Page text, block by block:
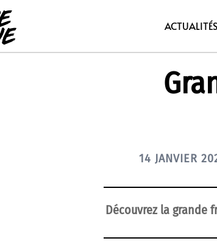
ACTUALITÉS
14 JANVIER
Découvrez la grande